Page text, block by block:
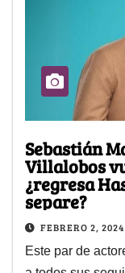
Sebastián
Villalobos
¿regresa
separe?
FEBRERO 2, 2024
Este par de